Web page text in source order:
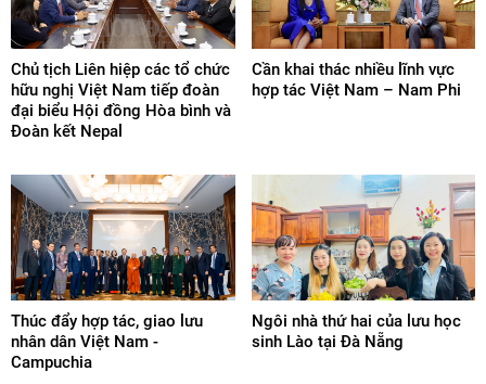
Chủ tịch Liên hiệp các tổ chức
hữu nghị Việt Nam tiếp đoàn
đại biểu Hội đồng Hòa bình và
Đoàn kết Nepal
Cần khai thác nhiều lĩnh vực
hợp tác Việt Nam – Nam Phi
Thúc đẩy hợp tác, giao lưu
nhân dân Việt Nam -
Campuchia
Ngôi nhà thứ hai của lưu học
sinh Lào tại Đà Nẵng